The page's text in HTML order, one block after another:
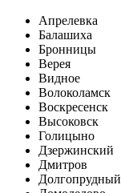
Апрелевка
Балашиха
Бронницы
Верея
Видное
Волоколамск
Воскресенск
Высоковск
Голицыно
Дзержинский
Дмитров
Долгопрудный